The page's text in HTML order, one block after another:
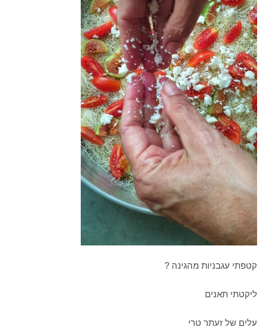
קטפתי עגבניות מהגינה ?
ליקטתי תאנים
עלים של זעתר טרי